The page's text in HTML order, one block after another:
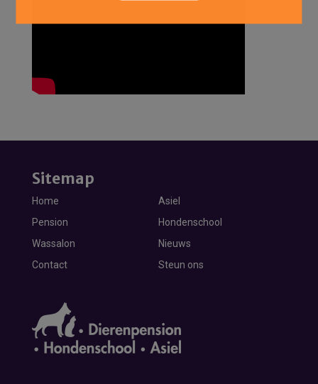
Sitemap
Home
Asiel
Pension
Hondenschool
Wassalon
Nieuws
Contact
Steun ons